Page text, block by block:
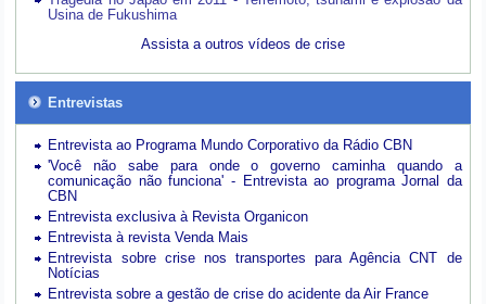
Usina de Fukushima
Assista a outros vídeos de crise
Entrevistas
Entrevista ao Programa Mundo Corporativo da Rádio CBN
'Você não sabe para onde o governo caminha quando a
comunicação não funciona' - Entrevista ao programa Jornal da
CBN
Entrevista exclusiva à Revista Organicon
Entrevista à revista Venda Mais
Entrevista sobre crise nos transportes para Agência CNT de
Notícias
Entrevista sobre a gestão de crise do acidente da Air France